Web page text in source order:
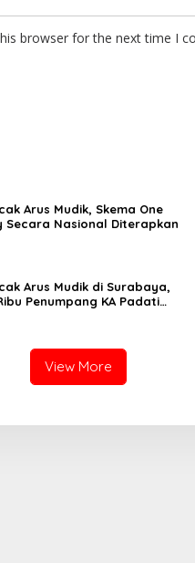
browser for the next time I
Arus Mudik, Skema One
Secara Nasional Diterapkan
Arus Mudik di Surabaya,
Penumpang KA Padati
View More